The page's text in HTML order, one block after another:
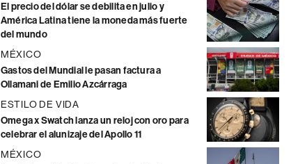
El precio del dólar se debilita en julio y
América Latina tiene la moneda más fuerte
del mundo
MÉXICO
Gastos del Mundial le pasan factura a
Ollamani de Emilio Azcárraga
ESTILO DE VIDA
Omega x Swatch lanza un reloj con oro para
celebrar el alunizaje del Apollo 11
MÉXICO